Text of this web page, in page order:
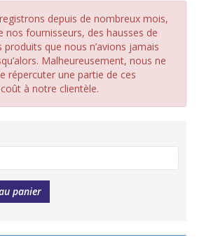
depuis de nombreux mois,
nos fournisseurs, des hausses de
produits que nous n’avions jamais
Malheureusement, nous ne
répercuter une partie de ces
à notre clientèle.
panier